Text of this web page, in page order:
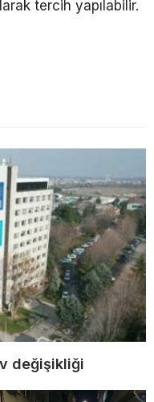
tercih yapılabilir.
değişikliği